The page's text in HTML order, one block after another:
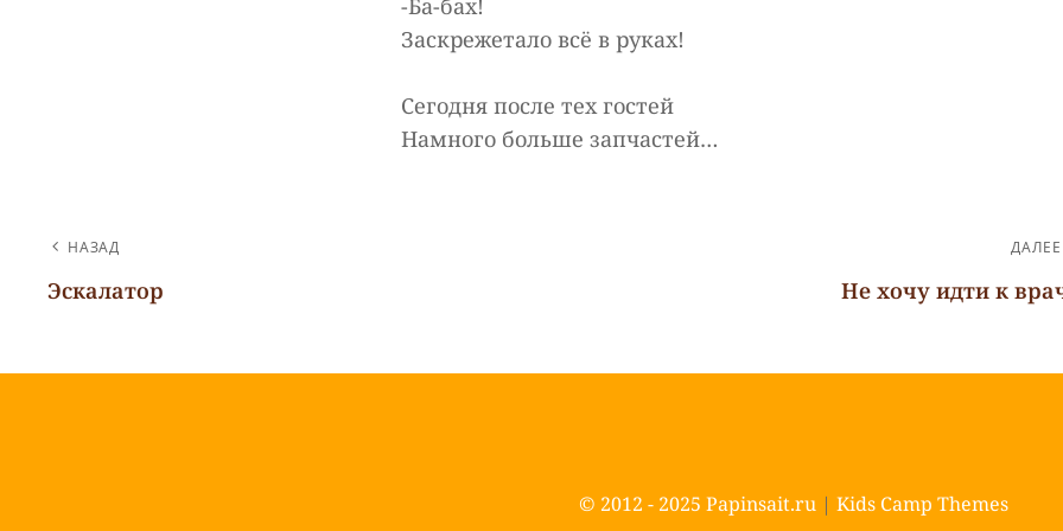
-Ба-бах!
Заскрежетало всё в руках!
Сегодня после тех гостей
Намного больше запчастей…
НАВИГАЦИЯ
ПО
ЗАПИСЯМ
НАЗАД
Эскалатор
ДАЛЕЕ
Не хочу идти к
© 2012 - 2025 Papinsait.ru| Kids Camp Themes